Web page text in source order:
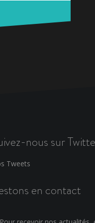
nous sur
Tweets
en contact